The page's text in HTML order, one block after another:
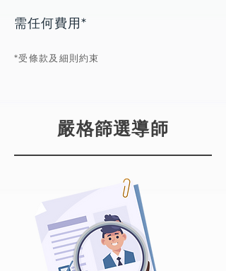
需任何費用*
*受條款及細則約束
嚴格篩選導師